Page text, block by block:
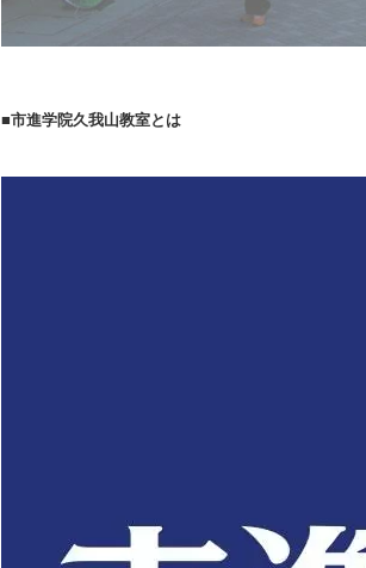
■市進学院久我山教室とは